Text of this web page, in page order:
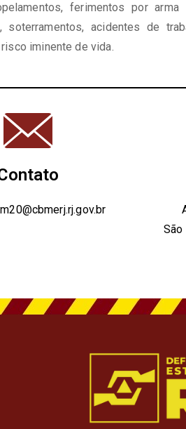
ferimentos por
soterramentos, acidentes de
iminente de vida.
São